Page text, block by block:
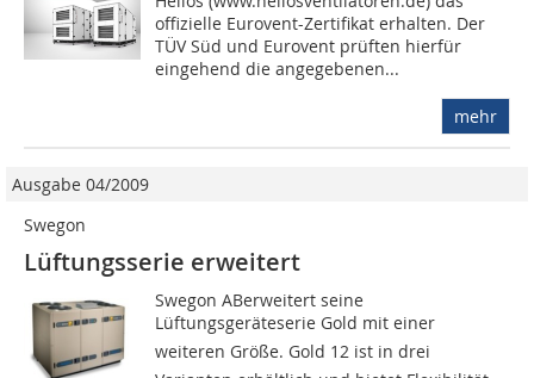
offizielle Eurovent-Zertifikat erhalten. Der
TÜV Süd und Eurovent prüften hierfür
eingehend die angegebenen...
mehr
Ausgabe 04/2009
Swegon
Lüftungsserie erweitert
Swegon ABerweitert seine
Lüftungsgeräteserie Gold mit einer
weiteren Größe. Gold 12 ist in drei